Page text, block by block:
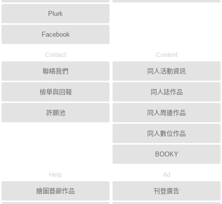
Plurk
Facebook
Contact
聯絡我們
檢舉與回報
許願池
Content
同人活動資訊
同人誌作品
同人周邊作品
同人數位作品
BOOKY
Help
繪圖藝廊作品
Ad
刊登廣告